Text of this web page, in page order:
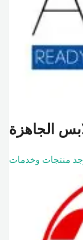
الجاهزة
منتجات وخدمات